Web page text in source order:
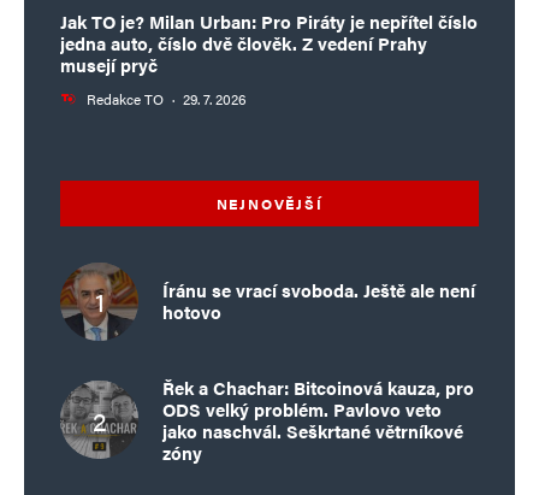
Jak TO je? Milan Urban: Pro Piráty je nepřítel číslo
jedna auto, číslo dvě člověk. Z vedení Prahy
musejí pryč
Redakce TO · 29. 7. 2026
NEJNOVĚJŠÍ
Íránu se vrací svoboda. Ještě ale není
hotovo
Řek a Chachar: Bitcoinová kauza, pro
ODS velký problém. Pavlovo veto
jako naschvál. Seškrtané větrníkové
zóny